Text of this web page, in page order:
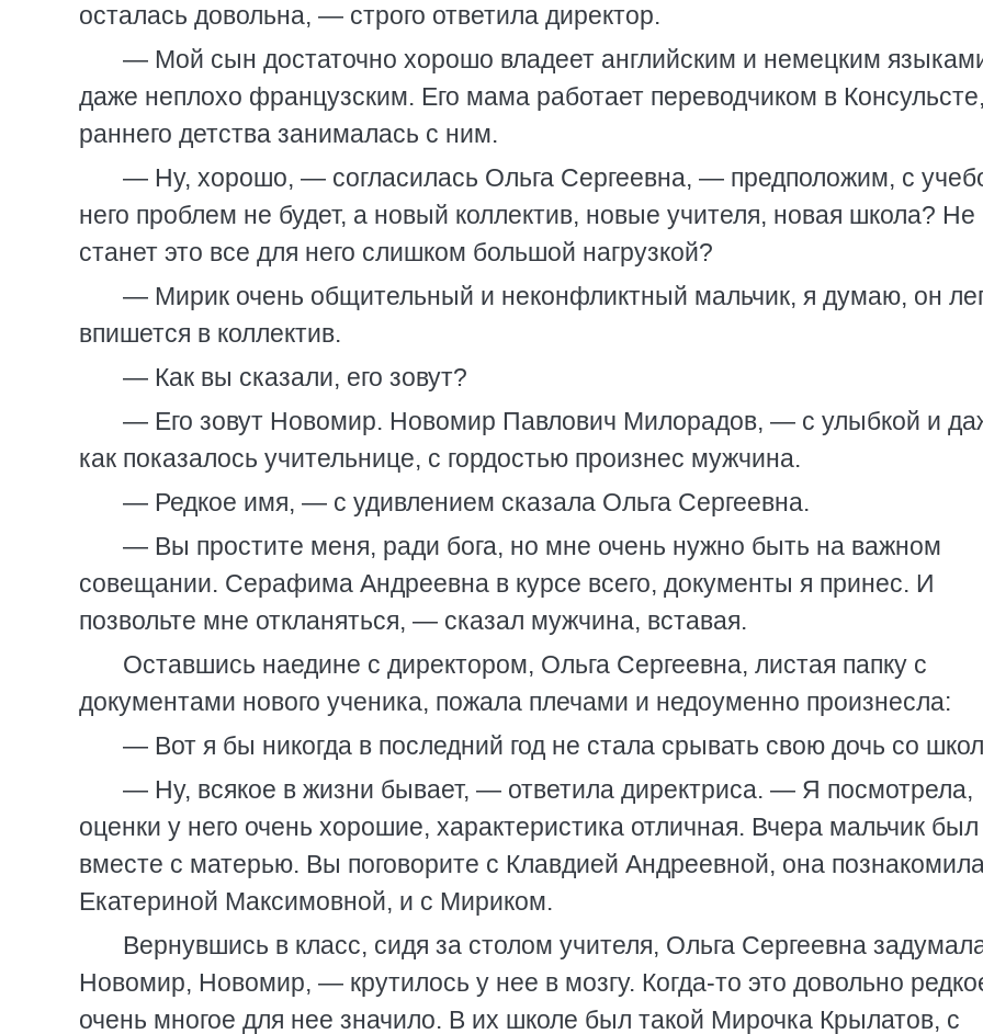
осталась довольна, — строго ответила директор.
— Мой сын достаточно хорошо владеет английским и немецким
даже неплохо французским. Его мама работает переводчиком в
раннего детства занималась с ним.
— Ну, хорошо, — согласилась Ольга Сергеевна, — предположим, с
него проблем не будет, а новый коллектив, новые учителя, новая школа? Не
станет это все для него слишком большой нагрузкой?
— Мирик очень общительный и неконфликтный мальчик, я думаю, он
впишется в коллектив.
— Как вы сказали, его зовут?
— Его зовут Новомир. Новомир Павлович Милорадов, — с улыбкой и
как показалось учительнице, с гордостью произнес мужчина.
— Редкое имя, — с удивлением сказала Ольга Сергеевна.
— Вы простите меня, ради бога, но мне очень нужно быть на важном
совещании. Серафима Андреевна в курсе всего, документы я принес. И
позвольте мне откланяться, — сказал мужчина, вставая.
Оставшись наедине с директором, Ольга Сергеевна, листая папку с
документами нового ученика, пожала плечами и недоуменно произнесла:
— Вот я бы никогда в последний год не стала срывать свою дочь со
— Ну, всякое в жизни бывает, — ответила директриса. — Я посмотрела,
оценки у него очень хорошие, характеристика отличная. Вчера мальчик был
вместе с матерью. Вы поговорите с Клавдией Андреевной, она
Екатериной Максимовной, и с Мириком.
Вернувшись в класс, сидя за столом учителя, Ольга Сергеевна
Новомир, Новомир, — крутилось у нее в мозгу. Когда-то это довольно
очень многое для нее значило. В их школе был такой Мирочка Крылатов, с